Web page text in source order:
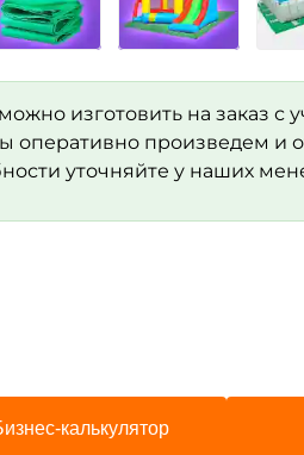
изготовить на заказ с
оперативно произведем и
уточняйте у наших
калькулятор